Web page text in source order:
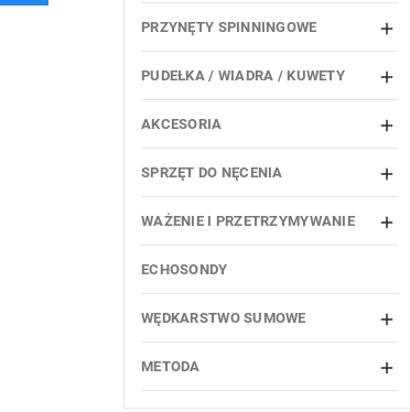
PRZYNĘTY SPINNINGOWE 
PUDEŁKA / WIADRA / KUWETY 
AKCESORIA 
SPRZĘT DO NĘCENIA 
WAŻENIE I PRZETRZYMYWANIE 
ECHOSONDY
WĘDKARSTWO SUMOWE 
METODA 